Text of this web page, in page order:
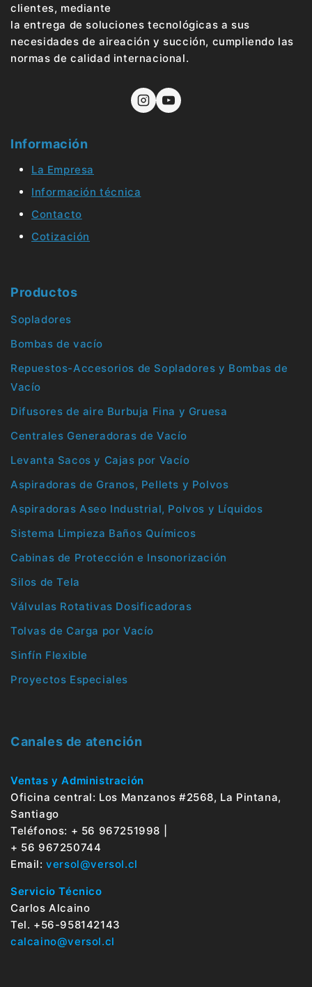
clientes, mediante
la entrega de soluciones tecnológicas a sus
necesidades de aireación y succión, cumpliendo las
normas de calidad internacional.
Información
La Empresa
Información técnica
Contacto
Cotización
Productos
Sopladores
Bombas de vacío
Repuestos-Accesorios de Sopladores y Bombas de
Vacío
Difusores de aire Burbuja Fina y Gruesa
Centrales Generadoras de Vacío
Levanta Sacos y Cajas por Vacío
Aspiradoras de Granos, Pellets y Polvos
Aspiradoras Aseo Industrial, Polvos y Líquidos
Sistema Limpieza Baños Químicos
Cabinas de Protección e Insonorización
Silos de Tela
Válvulas Rotativas Dosificadoras
Tolvas de Carga por Vacío
Sinfín Flexible
Proyectos Especiales
Canales de atención
Ventas y Administración
Oficina central: Los Manzanos #2568, La Pintana,
Santiago
Teléfonos: + 56 967251998 |
+ 56 967250744
Email:versol@versol.cl
Servicio Técnico
Carlos Alcaino
Tel. +56-958142143
calcaino@versol.cl